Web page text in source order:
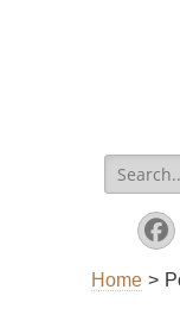
Search
for:
Home >